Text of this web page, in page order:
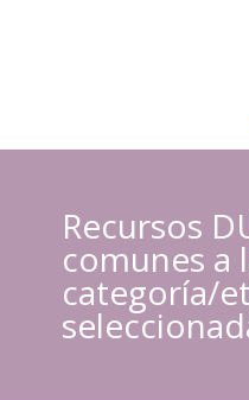
Recursos
comunes a
categoría/